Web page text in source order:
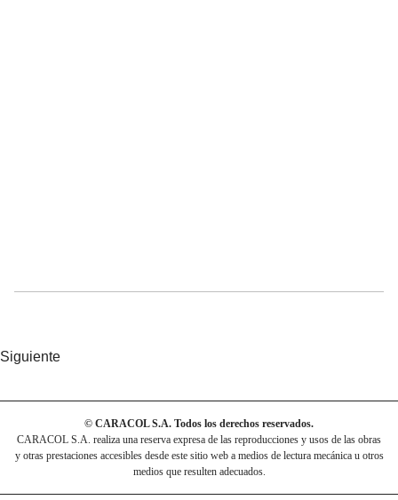
Siguiente
© CARACOL S.A. Todos los derechos reservados.
CARACOL S.A. realiza una reserva expresa de las reproducciones y usos de las obras
y otras prestaciones accesibles desde este sitio web a medios de lectura mecánica u otros
medios que resulten adecuados.